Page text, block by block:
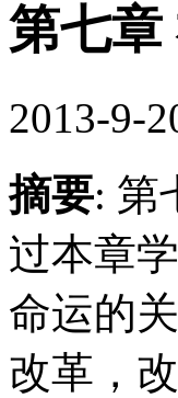
第七章
2013-9-
摘要: 第
过本章
命运的
改革，